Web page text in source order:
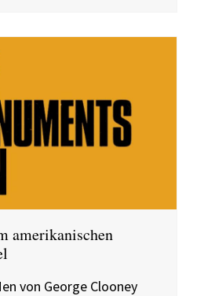
amerikanischen
von George Clooney